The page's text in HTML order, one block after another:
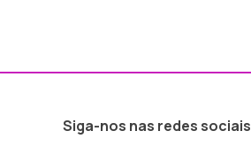
Siga-nos nas redes sociais